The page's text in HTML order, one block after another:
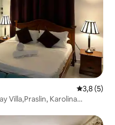
Średnia
3,8 (5)
Villa,Praslin, Karolina